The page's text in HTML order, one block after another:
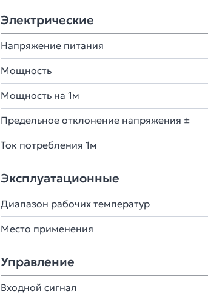
Электрические
Напряжение питания
Мощность
Мощность на 1м
Предельное отклонение напряжения ±
Ток потребления 1м
Эксплуатационные
Диапазон рабочих температур
Место применения
Управление
Входной сигнал